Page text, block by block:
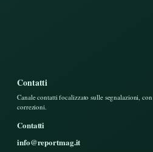
Contatti
Canale contatti focalizzato sulle segnalazioni,
correzioni.
Contatti
info@reportmag.it